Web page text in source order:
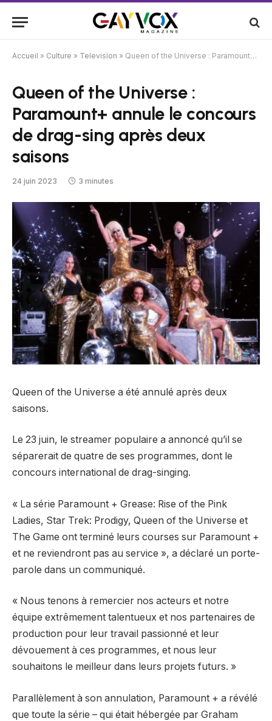
Accueil » Culture » Television » Queen of the Universe : Paramount+ annule le concours de drag-sing après deux saisons
Queen of the Universe :
Paramount+ annule le concours
de drag-sing après deux
saisons
24 juin 2023 3 minutes
Queen of the Universe a été annulé après deux
saisons.
Le 23 juin, le streamer populaire a annoncé qu’il se
séparerait de quatre de ses programmes, dont le
concours international de drag-singing.
« La série Paramount + Grease: Rise of the Pink
Ladies, Star Trek: Prodigy, Queen of the Universe et
The Game ont terminé leurs courses sur Paramount +
et ne reviendront pas au service », a déclaré un porte-
parole dans un communiqué.
« Nous tenons à remercier nos acteurs et notre
équipe extrêmement talentueux et nos partenaires de
production pour leur travail passionné et leur
dévouement à ces programmes, et nous leur
souhaitons le meilleur dans leurs projets futurs. »
Parallèlement à son annulation, Paramount + a révélé
que toute la série – qui était hébergée par Graham